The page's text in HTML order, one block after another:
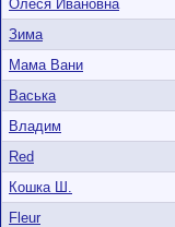
Олеся Ивановна
Зима
Мама Вани
Васька
Владим
Red
Кошка Ш.
Fleur